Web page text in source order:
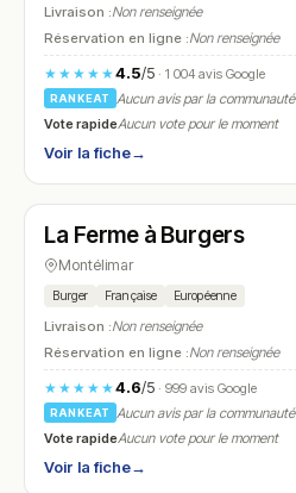
Livraison :Non renseignée
Réservation en ligne :Non renseignée
★★★★★4.5/5· 1 004 avis Google
RANKEAT
Aucun avis par la communauté
Vote rapideAucun vote pour le moment
Voir la fiche→
N° 15
La Ferme à Burgers
Montélimar
Burger Française Européenne
Livraison :Non renseignée
Réservation en ligne :Non renseignée
★★★★★4.6/5· 999 avis Google
RANKEAT
Aucun avis par la communauté
Vote rapideAucun vote pour le moment
Voir la fiche→